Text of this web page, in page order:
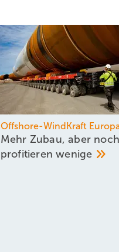
Offshore-WindKraft
Mehr Zubau, aber noch
profitierenwenige